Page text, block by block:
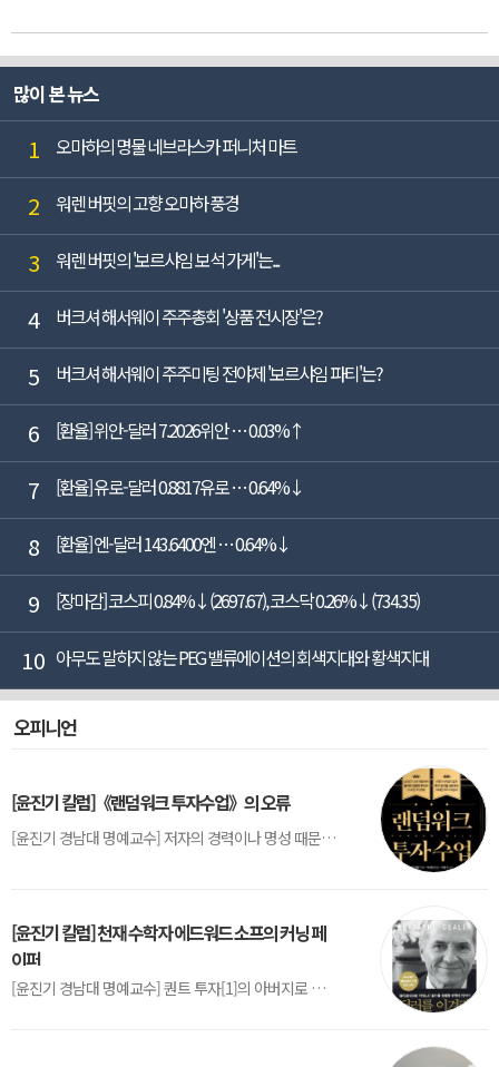
많이 본 뉴스
1 오마하의 명물 네브라스카 퍼니처 마트
2 워렌 버핏의 고향 오마하 풍경
3 워렌 버핏의 '보르샤임 보석 가게'는...
4 버크셔 해서웨이 주주총회 '상품 전시장'은?
5 버크셔 해서웨이 주주미팅 전야제 '보르샤임 파티'는?
6 [환율] 위안-달러 7.2026위안 … 0.03%↑
7 [환율] 유로-달러 0.8817유로 … 0.64%↓
8 [환율] 엔-달러 143.6400엔 … 0.64%↓
9 [장마감] 코스피 0.84%↓(2697.67), 코스닥 0.26%↓(734.35)
10 아무도 말하지 않는 PEG 밸류에이션의 회색지대와 황색지대
오피니언
[윤진기 칼럼]《랜덤워크 투자수업》의 오류
[윤진기 경남대 명예교수] 저자의 경력이나 명성 때문인지 2020년에 번역 출판된 《랜덤워크 투자수업》(A Random Walk Down Wall Street) 12판은 표지부터가 거창하다. ‘45년간 12번 개정하며 철저히 검증한 투자서’, ‘전문가 부럽지 않은 투자 감각을 길러주는 위대한 투자지침서’ 라는 은빛 광고문구로 독자를 유혹한다.[1] 출판 50주...
[윤진기 칼럼] 천재 수학자 에드워드 소프의 커닝 페
이퍼
[윤진기 경남대 명예교수] 퀀트 투자[1]의 아버지로 불리는 에드워드 소프(Edward O. Thorp)는 수학계에서 천재로 알려진 인물이다. 그는 수학자이지만, 투자 업계에도 여러 가지 흥미로운 일화를 남겼다.수학을 이용하여 카지노를 이길 수 있는지가 궁금했던 그는 동료 교수가 소개해 준 블랙잭(Blackjack) 전략의 핵심을 손바닥 크기의 종이에 요...